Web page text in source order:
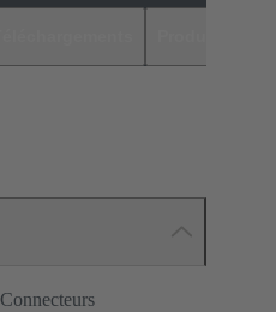
Connecteurs